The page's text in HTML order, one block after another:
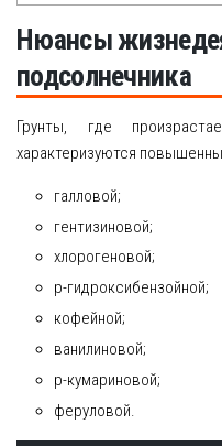
Цветы
Драцена
Замиокулькас
Петуния
О сайте
Нюансы
подсолнечника
Грунты, где
характеризуются
галловой;
гентизиновой;
хлорогеновой;
p-гидроксибензойной;
кофейной;
ванилиновой;
p-кумариновой;
феруловой.